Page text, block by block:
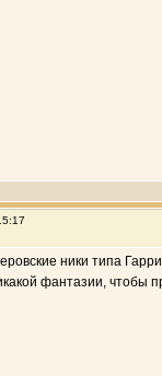
ники типа
фантазии,